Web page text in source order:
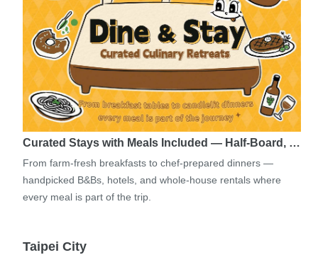
Curated Stays with Meals Included — Half-Board, …
From farm-fresh breakfasts to chef-prepared dinners —
handpicked B&Bs, hotels, and whole-house rentals where
every meal is part of the trip.
Taipei City